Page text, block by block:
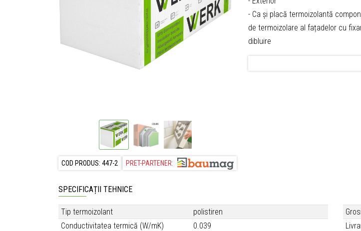
- Ca și placă termoizolantă
de termoizolare al fațadelor cu
dibluire
COD PRODUS: 447-2 PRET-PARTENER:
SPECIFICAȚII TEHNICE
Tip termoizolant
polistiren
Conductivitatea termică (W/mK)
0.039